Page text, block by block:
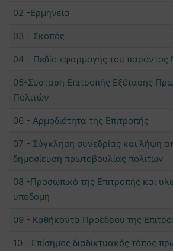
02 -Ερμηνεία
03 - Σκοπός
04 - Πεδίο εφαρμογής του παρόντος
05-Σύσταση Επιτροπής Εξέτασης
Πολιτών
06 - Αρμοδιότητα της Επιτροπής
07 - Σύγκληση συνεδρίας και λήψη
δημοσίευση πρωτοβουλίας πολιτών
08 -Προσωπικό της Επιτροπής και
υποδομή
09 - Καθήκοντα Προέδρου της
10 - Επίσημος διαδικτυακός τόπος